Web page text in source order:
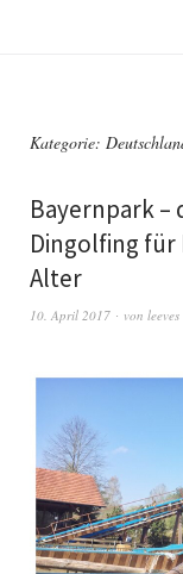
Kategorie:
Bayernpark
Dingolfing für
Alter
10. April 2017 von leeves